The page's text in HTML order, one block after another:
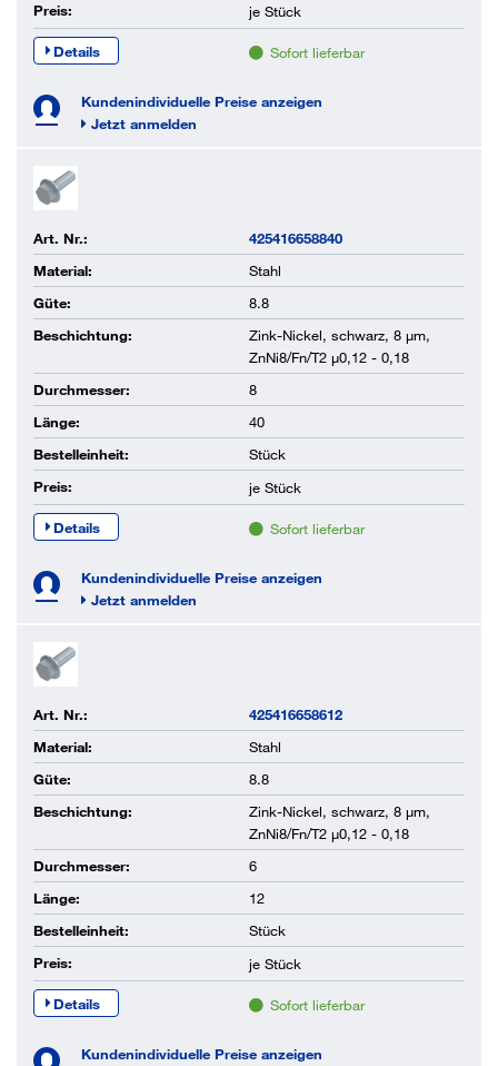
Preis:
je Stück
Details Sofort lieferbar
Kundenindividuelle Preise anzeigen
Jetzt anmelden
Art. Nr.:
425416658840
Material:
Stahl
Güte:
8.8
Beschichtung:
Zink-Nickel, schwarz, 8 µm,
ZnNi8/Fn/T2 µ0,12 - 0,18
Durchmesser:
8
Länge:
40
Bestelleinheit:
Stück
Preis:
je Stück
Details Sofort lieferbar
Kundenindividuelle Preise anzeigen
Jetzt anmelden
Art. Nr.:
425416658612
Material:
Stahl
Güte:
8.8
Beschichtung:
Zink-Nickel, schwarz, 8 µm,
ZnNi8/Fn/T2 µ0,12 - 0,18
Durchmesser:
6
Länge:
12
Bestelleinheit:
Stück
Preis:
je Stück
Details Sofort lieferbar
Kundenindividuelle Preise anzeigen